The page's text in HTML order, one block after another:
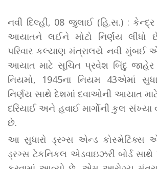
નવી દિલ્હી, 08 જુલાઈ (હિ.સ.) :
આયાતને લઈને મોટો નિર્ણય
પરિવાર કલ્યાણ મંત્રાલયે નવી મુંબઈ
આયાત માટે સૂચિત પ્રવેશ બિંદુ જાહેર
નિયમો, 1945ના નિયમ 43એમાં
નિર્ણય સાથે દેશમાં દવાઓની આયાત
દરિયાઈ અને હવાઈ માર્ગોની કુલ
છે.
આ સુધારો ડ્રગ્સ એન્ડ કોસ્મેટિક્સ
ડ્રગ્સ ટેકનિકલ એડવાઇઝરી બોર્ડ સાથે